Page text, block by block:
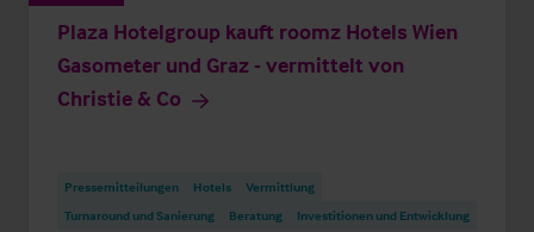
Plaza Hotelgroup kauft roomz Hotels Wien
Gasometer und Graz - vermittelt von
Christie & Co
Pressemitteilungen Hotels
Vermittlung
Turnaround und Sanierung
Beratung Investitionen und Entwicklung